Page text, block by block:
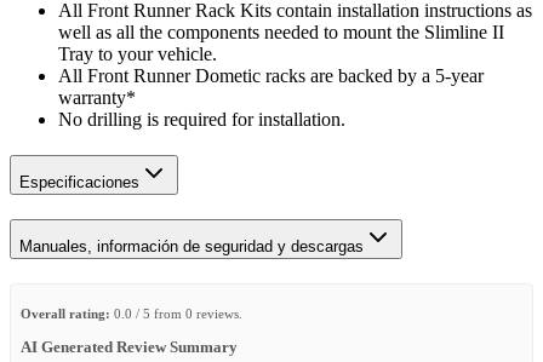
All Front Runner Rack Kits contain installation instructions as
well as all the components needed to mount the Slimline II
Tray to your vehicle.
All Front Runner Dometic racks are backed by a 5‑year
warranty*
No drilling is required for installation.
Especificaciones
Manuales, información de seguridad y descargas
Overall rating: 0.0 / 5 from 0 reviews.
AI Generated Review Summary